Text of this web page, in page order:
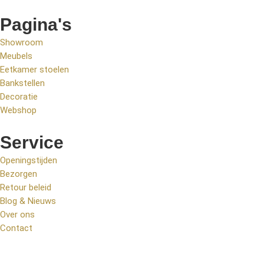
Pagina's
Showroom
Meubels
Eetkamer stoelen
Bankstellen
Decoratie
Webshop
Service
Openingstijden
Bezorgen
Retour beleid
Blog & Nieuws
Over ons
Contact